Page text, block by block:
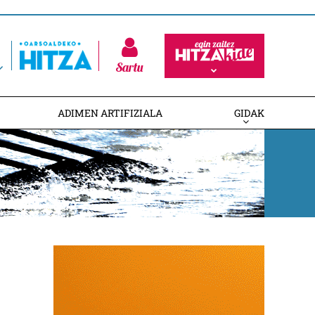
Sartu
ADIMEN ARTIFIZIALA GIDAK